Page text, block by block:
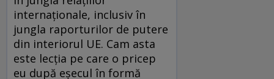
internaționale, inclusiv în
jungla raporturilor de putere
din interiorul UE. Cam asta
este lecția pe care o pricep
eu după eșecul în formă